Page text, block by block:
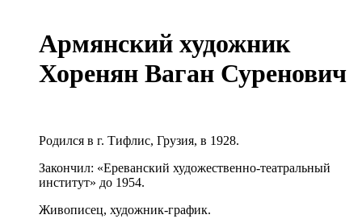
Армянский художник
Хоренян Ваган Суренович
Родился в г. Тифлис, Грузия, в 1928.
Закончил: «Ереванский художественно-театральный
институт» до 1954.
Живописец, художник-график.